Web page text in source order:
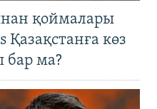
қоймалары
көз
бар ма?